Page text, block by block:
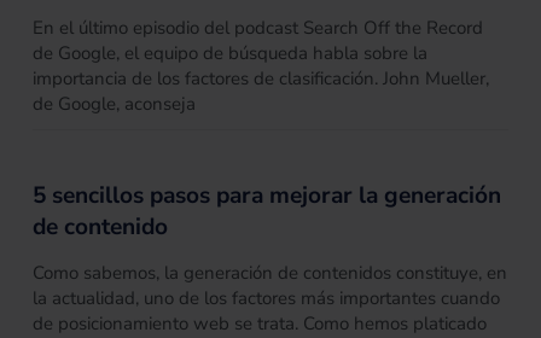
En el último episodio del podcast Search Off the Record
de Google, el equipo de búsqueda habla sobre la
importancia de los factores de clasificación. John Mueller,
de Google, aconseja
5 sencillos pasos para mejorar la generación
de contenido
Como sabemos, la generación de contenidos constituye, en
la actualidad, uno de los factores más importantes cuando
de posicionamiento web se trata. Como hemos platicado